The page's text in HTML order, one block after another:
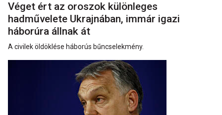
Véget ért az oroszok különleges
hadművelete Ukrajnában, immár igazi
háborúra állnak át
A civilek öldöklése háborús bűncselekmény.